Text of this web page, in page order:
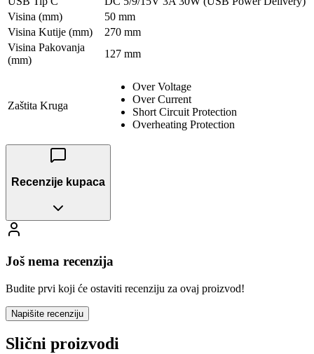
Visina (mm)
50 mm
Visina Kutije (mm)
270 mm
Visina Pakovanja
(mm)
127 mm
Zaštita Kruga
Over Voltage
Over Current
Short Circuit Protection
Overheating Protection
Recenzije kupaca
Još nema recenzija
Budite prvi koji će ostaviti recenziju za ovaj proizvod!
Napišite recenziju
Slični proizvodi